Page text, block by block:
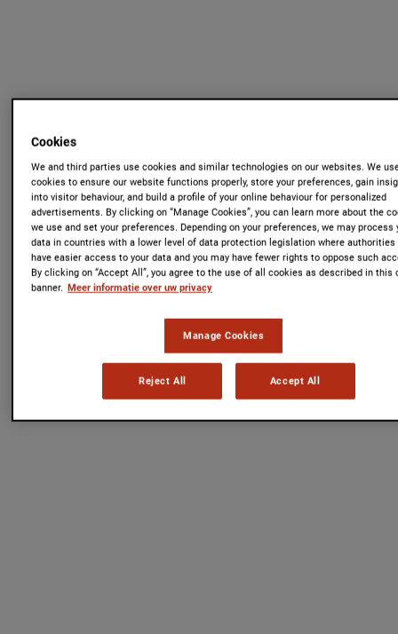
Cookies
We and third parties use cookies and similar technologies on our websites. We
cookies to ensure our website functions properly, store your preferences, gain
into visitor behaviour, and build a profile of your online behaviour for personalized
advertisements. By clicking on “Manage Cookies”, you can learn more about the
we use and set your preferences. Depending on your preferences, we may process
data in countries with a lower level of data protection legislation where authorities
have easier access to your data and you may have fewer rights to oppose such
By clicking on “Accept All”, you agree to the use of all cookies as described in this
banner. Meer informatie over uw privacy
Manage Cookies
Reject All Accept All